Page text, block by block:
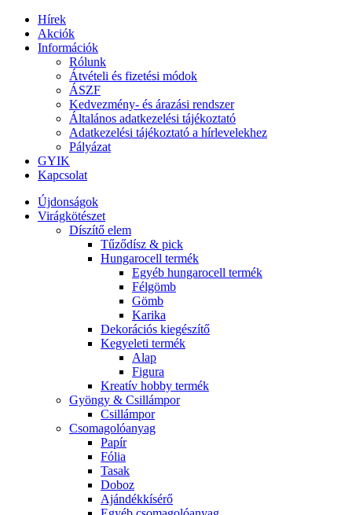
Hírek
Akciók
Információk
Rólunk
Átvételi és fizetési módok
ÁSZF
Kedvezmény- és árazási rendszer
Általános adatkezelési tájékoztató
Adatkezelési tájékoztató a hírlevelekhez
Pályázat
GYIK
Kapcsolat
Újdonságok
Virágkötészet
Díszítő elem
Tűződísz & pick
Hungarocell termék
Egyéb hungarocell termék
Félgömb
Gömb
Karika
Dekorációs kiegészítő
Kegyeleti termék
Alap
Figura
Kreatív hobby termék
Gyöngy & Csillámpor
Csillámpor
Csomagolóanyag
Papír
Fólia
Tasak
Doboz
Ajándékkísérő